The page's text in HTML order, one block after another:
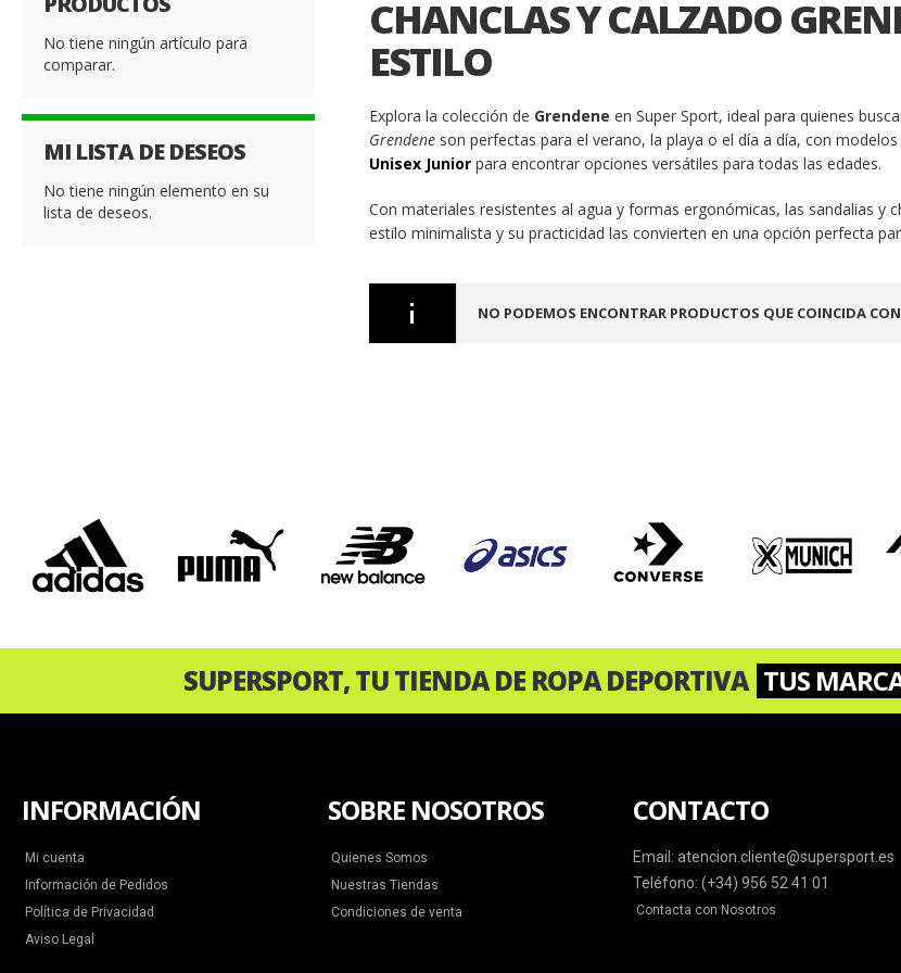
CHANCLAS Y CALZADO
ESTILO
Explora la colección de Grendene en Super Sport, ideal para quienes
Grendene son perfectas para el verano, la playa o el día a día, con
Unisex Junior para encontrar opciones versátiles para todas las edades.
Con materiales resistentes al agua y formas ergonómicas, las sandalias y
estilo minimalista y su practicidad las convierten en una opción perfecta
NO PODEMOS ENCONTRAR PRODUCTOS QUE COINCIDA
No tiene ningún artículo para
comparar.
MI LISTA DE DESEOS
No tiene ningún elemento en su
lista de deseos.
‹
SUPERSPORT, TU TIENDA DE ROPA DEPORTIVA TUS
INFORMACIÓN
Mi cuenta
Información de Pedidos
Política de Privacidad
Aviso Legal
SOBRE NOSOTROS
Quienes Somos
Nuestras Tiendas
Condiciones de venta
CONTACTO
Email: atencion.cliente@supersport.es
Teléfono: (+34) 956 52 41 01
Contacta con Nosotros